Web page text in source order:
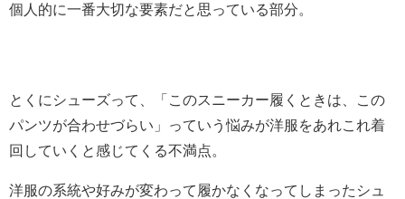
個人的に一番大切な要素だと思っている部分。
とくにシューズって、「このスニーカー履くときは、この
パンツが合わせづらい」っていう悩みが洋服をあれこれ着
回していくと感じてくる不満点。
洋服の系統や好みが変わって履かなくなってしまったシュ